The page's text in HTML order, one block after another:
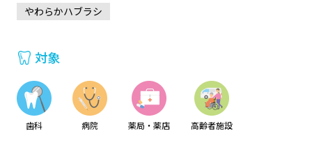
やわらかハブラシ
対象
歯科 病院 薬局・薬店 高齢者施設